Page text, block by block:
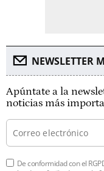
NEWSLETTER
Apúntate a la
noticias más
De conformidad con el